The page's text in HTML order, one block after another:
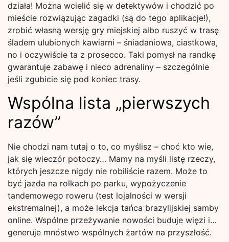
działa! Można wcielić się w detektywów i chodzić po
mieście rozwiązując zagadki (są do tego aplikacje!),
zrobić własną wersję gry miejskiej albo ruszyć w trasę
śladem ulubionych kawiarni – śniadaniowa, ciastkowa,
no i oczywiście ta z prosecco. Taki pomysł na randkę
gwarantuje zabawę i nieco adrenaliny – szczególnie
jeśli zgubicie się pod koniec trasy.
Wspólna lista „pierwszych
razów”
Nie chodzi nam tutaj o to, co myślisz – choć kto wie,
jak się wieczór potoczy… Mamy na myśli listę rzeczy,
których jeszcze nigdy nie robiliście razem. Może to
być jazda na rolkach po parku, wypożyczenie
tandemowego roweru (test lojalności w wersji
ekstremalnej), a może lekcja tańca brazylijskiej samby
online. Wspólne przeżywanie nowości buduje więzi i…
generuje mnóstwo wspólnych żartów na przyszłość.